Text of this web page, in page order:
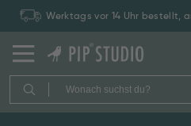
Werktags vor 14 Uhr bestellt,